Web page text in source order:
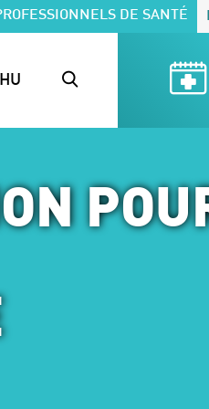
DE SANTÉ